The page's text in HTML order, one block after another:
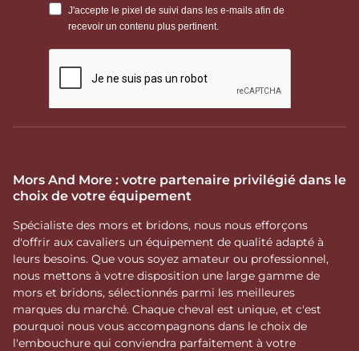
Mors And More : votre partenaire privilégié dans le
choix de votre équipement
Spécialiste des mors et bridons, nous nous efforçons
d'offrir aux cavaliers un équipement de qualité adapté à
leurs besoins. Que vous soyez amateur ou professionnel,
nous mettons à votre disposition une large gamme de
mors et bridons, sélectionnés parmi les meilleures
marques du marché. Chaque cheval est unique, et c'est
pourquoi nous vous accompagnons dans le choix de
l'embouchure qui conviendra parfaitement à votre